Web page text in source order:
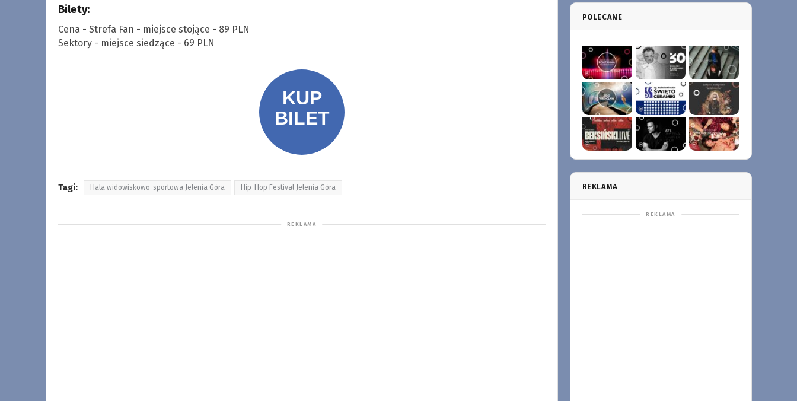
Bilety:
Cena - Strefa Fan - miejsce stojące - 89 PLN
Sektory - miejsce siedzące - 69 PLN
Tagi: Hala widowiskowo-sportowa Jelenia Góra Hip-Hop Festival Jelenia Góra
POLECANE
REKLAMA